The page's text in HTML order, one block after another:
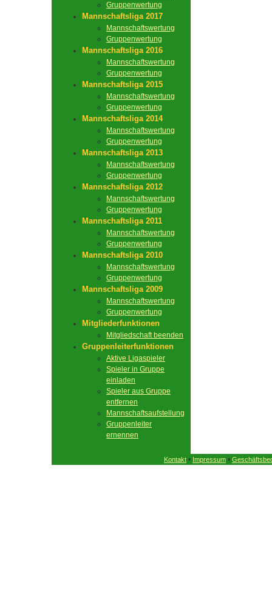
Gruppenwertung
Mannschaftsliga 2017
Mannschaftswertung
Gruppenwertung
Mannschaftsliga 2016
Mannschaftswertung
Gruppenwertung
Mannschaftsliga 2015
Mannschaftswertung
Gruppenwertung
Mannschaftsliga 2014
Mannschaftswertung
Gruppenwertung
Mannschaftsliga 2013
Mannschaftswertung
Gruppenwertung
Mannschaftsliga 2012
Mannschaftswertung
Gruppenwertung
Mannschaftsliga 2011
Mannschaftswertung
Gruppenwertung
Mannschaftsliga 2010
Mannschaftswertung
Gruppenwertung
Mannschaftsliga 2009
Mannschaftswertung
Gruppenwertung
Mitgliederfunktionen
Mitgliedschaft beenden
Gruppenleiterfunktionen
Aktive Ligaspieler
Spieler in Gruppe
einladen
Spieler aus Gruppe
entfernen
Mannschaftsaufstellung
Gruppenleiter
ernennen
Kontakt • Impressum •